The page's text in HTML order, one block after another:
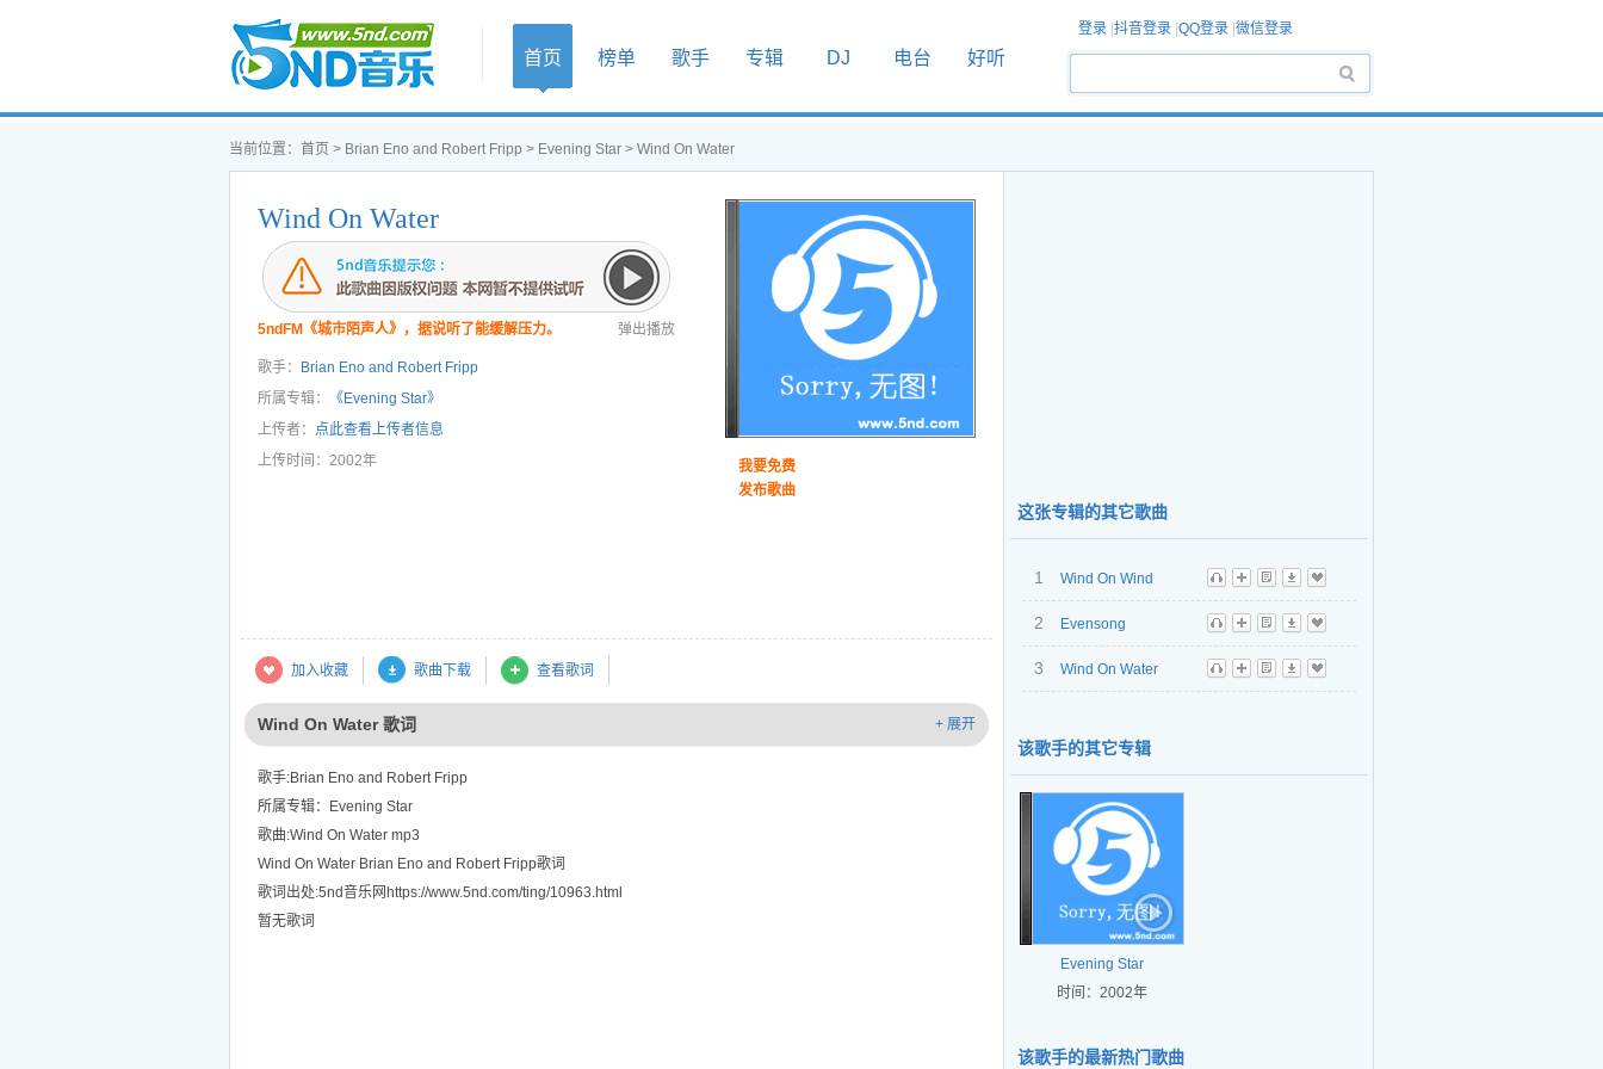
首页
首页 榜单 歌手 专辑 DJ 电台 好听
登录 抖音登录 QQ登录 微信登录
当前位置： 首页 > Brian Eno and Robert Fripp > Evening Star > Wind On Water
Wind On Water
5ndFM《城市陌声人》，据说听了能缓解压力。 弹出播放
歌手：
Brian Eno and Robert Fripp
所属专辑：
《Evening Star》
上传者： 点此查看上传者信息
上传时间：2002年
我要免费
发布歌曲
加入收藏 歌曲下载 查看歌词
Wind On Water 歌词 + 展开
歌手:Brian Eno and Robert Fripp
所属专辑：Evening Star
歌曲:Wind On Water mp3
Wind On Water Brian Eno and Robert Fripp歌词
歌词出处:5nd音乐网https://www.5nd.com/ting/10963.html
暂无歌词
这张专辑的其它歌曲
1
Wind On Wind
听
播 歌 下 收
2
Evensong
听
播 歌 下 收
3
Wind On Water
听
播 歌 下 收
该歌手的其它专辑
Evening Star
时间：2002年
该歌手的最新热门歌曲